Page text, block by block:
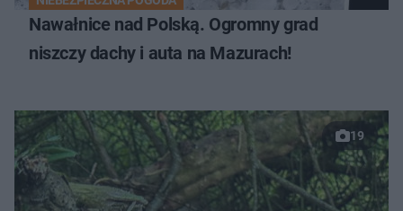
Nawałnice nad Polską. Ogromny grad
niszczy dachy i auta na Mazurach!
19